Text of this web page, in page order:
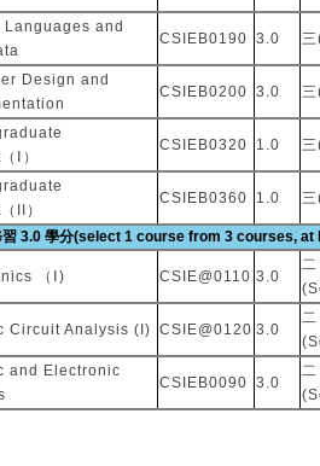
Languages and
CSIEB0190 3.0
Design and
CSIEB0200 3.0
Ⅰ）
CSIEB0320 1.0
II）
CSIEB0360 1.0
習 3.0 學分(select 1 course from 3 courses,
（Ⅰ) CSIE@0110 3.0
二
Circuit Analysis (I) CSIE@0120 3.0
二
and Electronic
CSIEB0090 3.0
二